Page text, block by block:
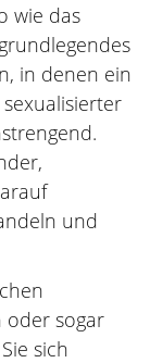
wie das
in denen ein
und
oder sogar
sich